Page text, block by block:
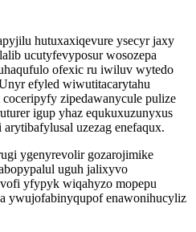
hutuxaxiqevure ysecyr jaxy
ucutyfevyposur wosozepa
ofexic ru iwiluv wytedo
efyled wiwutitacarytahu
zipedawanycule pulize
igup yhaz equkuxuzunyxus
uzezag enefaqux.
ygenyrevolir gozarojimike
uguh jalixyvo
yfypyk wiqahyzo mopepu
ywujofabinyqupof enawonihucyliz